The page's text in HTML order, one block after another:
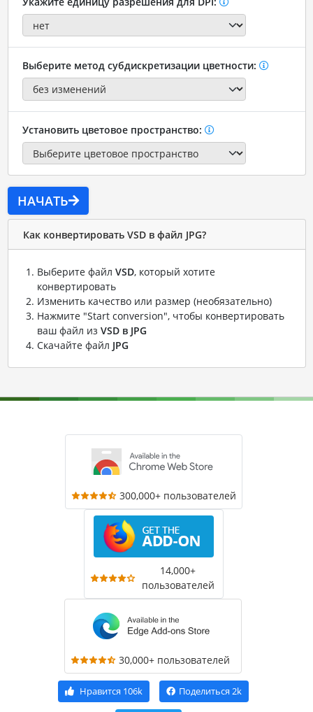
Выберите метод субдискретизации цветности:
Установить цветовое пространство:
НАЧАТЬ
Как конвертировать VSD в файл JPG?
Выберите файл VSD, который хотите
конвертировать
Изменить качество или размер (необязательно)
Нажмите "Start conversion", чтобы конвертировать
ваш файл из VSD в JPG
Скачайте файл JPG
300,000+ пользователей
14,000+
пользователей
30,000+ пользователей
Нравится 106k Поделиться 2k